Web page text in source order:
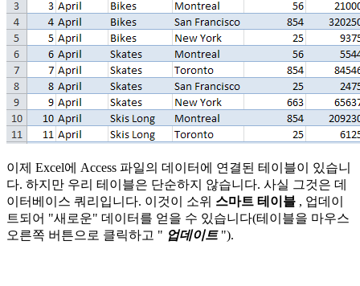
이제 Excel에 Access 파일의 데이터에 연결된 테이블이 있습니
다. 하지만 우리 테이블은 단순하지 않습니다. 사실 그것은 데
이터베이스 쿼리입니다. 이것이 소위 스마트 테이블 , 업데이
트되어 "새로운" 데이터를 얻을 수 있습니다(테이블을 마우스
오른쪽 버튼으로 클릭하고 " 업데이트 ").